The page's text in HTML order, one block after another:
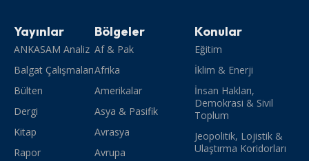
Yayınlar
ANKASAM Analiz
Balgat Çalışmaları
Bülten
Dergi
Kitap
Rapor
Bölgeler
Af & Pak
Afrika
Amerikalar
Asya & Pasifik
Avrasya
Avrupa
Konular
Eğitim
İklim & Enerji
İnsan Hakları,
Demokrasi & Sivil
Toplum
Jeopolitik, Lojistik &
Ulaştırma Koridorları